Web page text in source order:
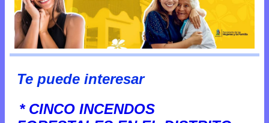
Te puede interesar
* CINCO INCENDOS